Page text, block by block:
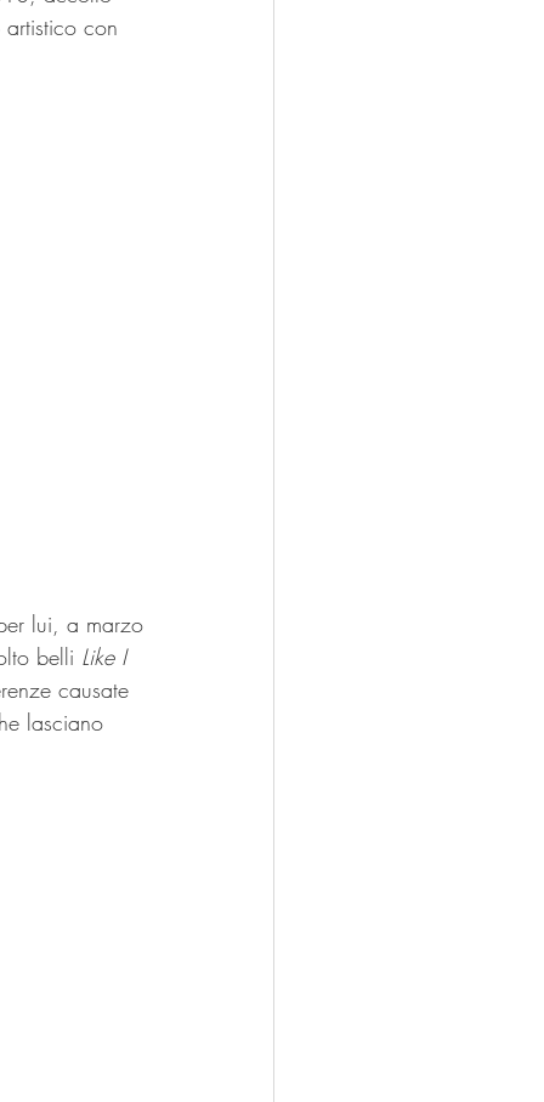
con
lui, a marzo
belli Like I
causate
lasciano